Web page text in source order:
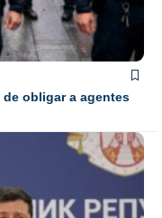
obligar a agentes